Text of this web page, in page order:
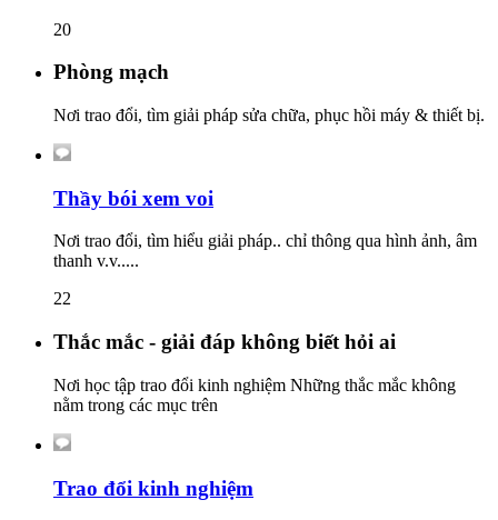
20
Phòng mạch
Nơi trao đổi, tìm giải pháp sửa chữa, phục hồi máy & thiết bị.
Thầy bói xem voi
Nơi trao đổi, tìm hiểu giải pháp.. chỉ thông qua hình ảnh, âm
thanh v.v.....
22
Thắc mắc - giải đáp không biết hỏi ai
Nơi học tập trao đổi kinh nghiệm Những thắc mắc không
nằm trong các mục trên
Trao đổi kinh nghiệm